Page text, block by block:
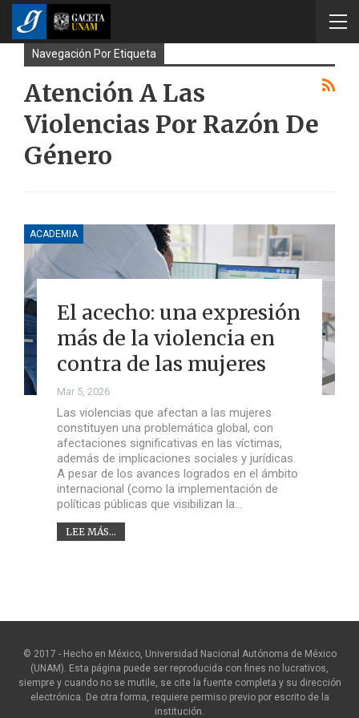
Navegación Por Etiqueta
Atención A Las
Violencias Por Razón De
Género
ACADEMIA
El acecho: una expresión
más de la violencia en
contra de las mujeres
Mar 5, 2026
Las violencias que afectan a las mujeres
constituyen una problemática global, con
afectaciones significativas en las víctimas,
además de implicaciones sociales y jurídicas.
A pesar de los avances logrados en el ámbito
internacional (como la implementación de
políticas públicas que visibilizan la…
LEE MÁS...
© 2017 - Hecho en México, Universidad Nacional Autónoma de México
(UNAM). Esta página puede ser reproducida con fines no lucrativos,
siempre y cuando no se mutile, se cite la fuente completa y su dirección
electrónica. De otra forma, requiere permiso previo por escrito de la
institución.